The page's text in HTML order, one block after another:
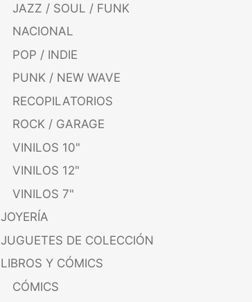
JAZZ / SOUL / FUNK
NACIONAL
POP / INDIE
PUNK / NEW WAVE
RECOPILATORIOS
ROCK / GARAGE
VINILOS 10"
VINILOS 12"
VINILOS 7"
JOYERÍA
JUGUETES DE COLECCIÓN
LIBROS Y CÓMICS
CÓMICS